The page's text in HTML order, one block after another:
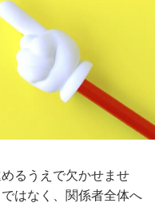
るうえで欠かせませ
はなく、関係者全体へ